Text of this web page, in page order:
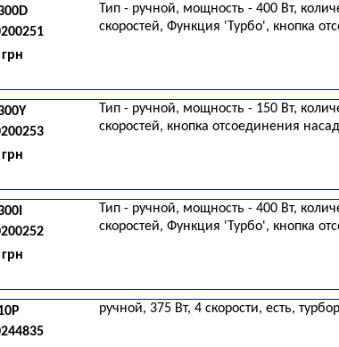
Тип - ручной, мощность - 400 Вт,
скоростей, Функция 'Турбо', кнопка
Тип - ручной, мощность - 150 Вт,
скоростей, кнопка отсоединения
Тип - ручной, мощность - 400 Вт,
скоростей, Функция 'Турбо', кнопка
ручной, 375 Вт, 4 скорости, есть,